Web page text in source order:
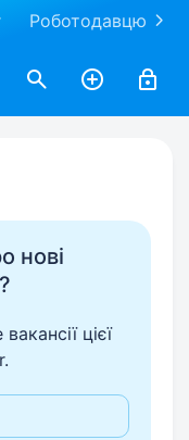
Роботодавцю
нові
цієї